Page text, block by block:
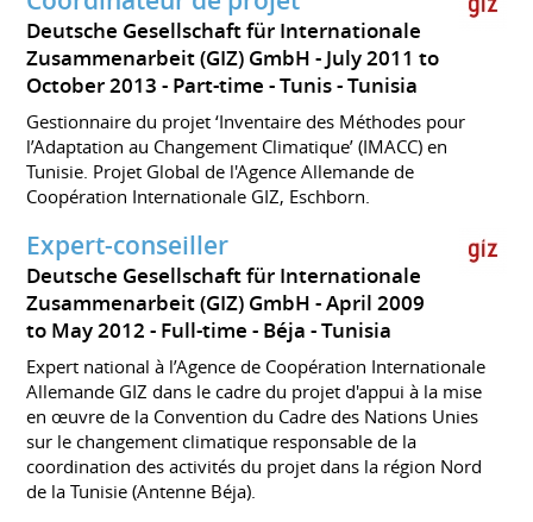
Deutsche Gesellschaft für Internationale
Zusammenarbeit (GIZ) GmbH
July 2011 to
October 2013 Part-time Tunis Tunisia
Gestionnaire du projet ‘Inventaire des Méthodes pour
l’Adaptation au Changement Climatique’ (IMACC) en
Tunisie. Projet Global de l'Agence Allemande de
Coopération Internationale GIZ, Eschborn.
Expert-conseiller
Deutsche Gesellschaft für Internationale
Zusammenarbeit (GIZ) GmbH
April 2009
to May 2012 Full-time Béja Tunisia
Expert national à l’Agence de Coopération Internationale
Allemande GIZ dans le cadre du projet d'appui à la mise
en œuvre de la Convention du Cadre des Nations Unies
sur le changement climatique responsable de la
coordination des activités du projet dans la région Nord
de la Tunisie (Antenne Béja).